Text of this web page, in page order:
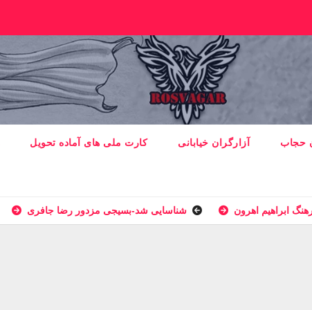
حجاب آزارگران خیابانی کارت ملی های آماده تحویل
شناسایی شد-بسيجى مزدور رضا جافری ابراهیم اهرون